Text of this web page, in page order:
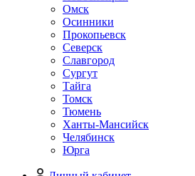
Омск
Осинники
Прокопьевск
Северск
Славгород
Сургут
Тайга
Томск
Тюмень
Ханты-Мансийск
Челябинск
Юрга